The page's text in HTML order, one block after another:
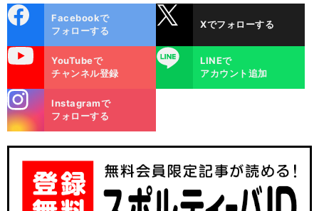
ok
Facebookで
フォローする
Xでフォローする
YouTubeで
チャンネル登録
LINE
LINEで
アカウント追加
m
Instagramで
フォローする